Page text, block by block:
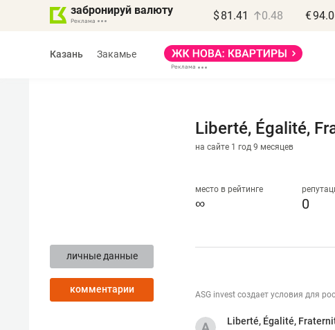
забронируй валюту $ 81.41 0.48 €
Казань Закамье
личные данные
комментарии
Liberté, Égalité,
на сайте 1 год 9 месяцев
место в рейтинге
∞ 0
ASG invest создает условия для
Liberté, Égalité,
МАРТ
правил, бизнес может
потерять минимум
полгода»
рынки, почему надо знать аксакалов ио